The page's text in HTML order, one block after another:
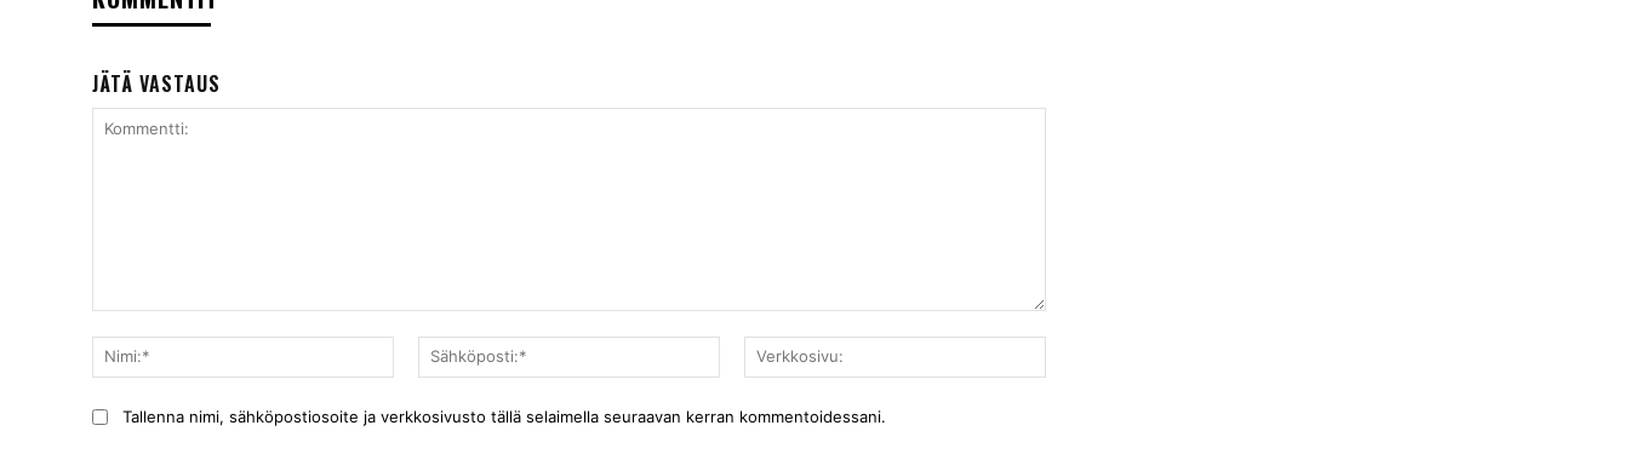
JÄTÄ VASTAUS
Nimi:*
Sähköposti:*
Tallenna nimi, sähköpostiosoite ja verkkosivusto tällä selaimella seuraavan kerran kommentoidessani.